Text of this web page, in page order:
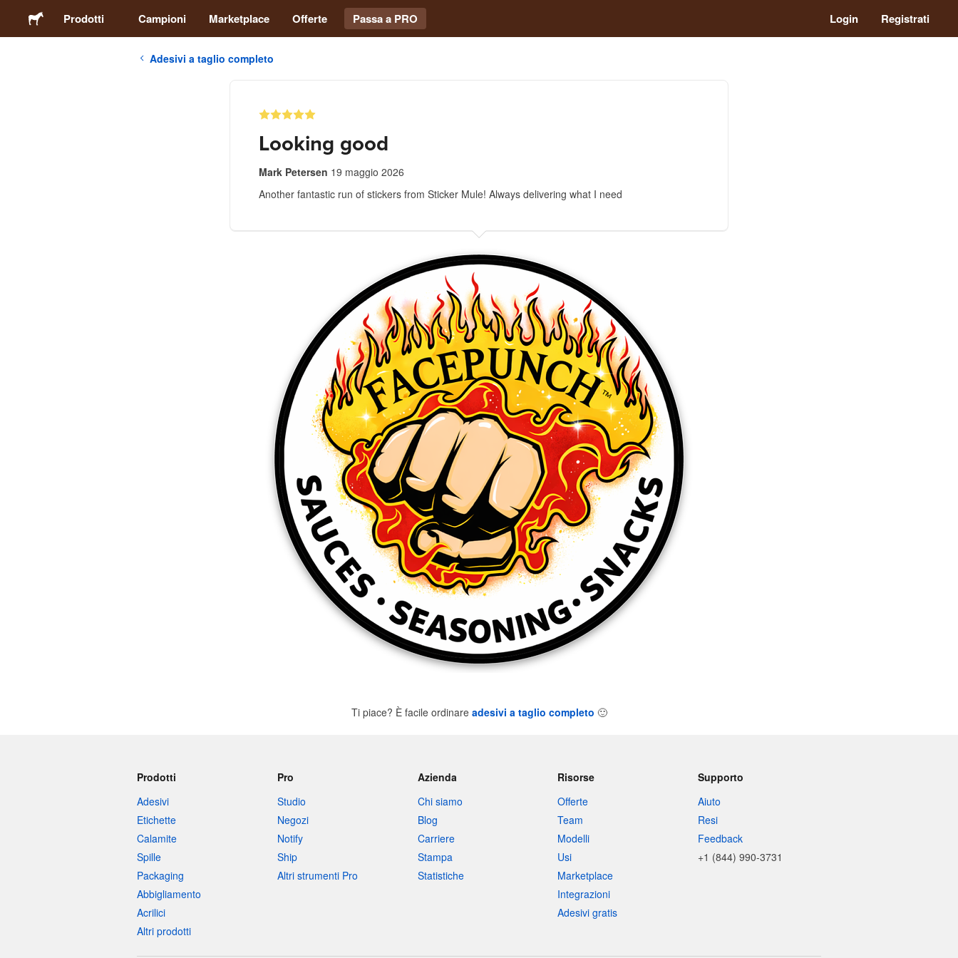
Prodotti Campioni Marketplace Offerte Passa a PRO Login Registrati
Adesivi a taglio completo
Looking good
Mark Petersen 19 maggio 2026
Another fantastic run of stickers from Sticker Mule! Always delivering what I need
Ti piace? È facile ordinare adesivi a taglio completo 🙂
Prodotti
Adesivi
Etichette
Calamite
Spille
Packaging
Abbigliamento
Acrilici
Altri prodotti
Pro
Studio
Negozi
Notify
Ship
Altri strumenti Pro
Azienda
Chi siamo
Blog
Carriere
Stampa
Statistiche
Risorse
Offerte
Team
Modelli
Usi
Marketplace
Integrazioni
Adesivi gratis
Supporto
Aiuto
Resi
Feedback
+1 (844) 990-3731